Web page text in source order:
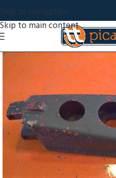
Skip to navigation
Skip to main content